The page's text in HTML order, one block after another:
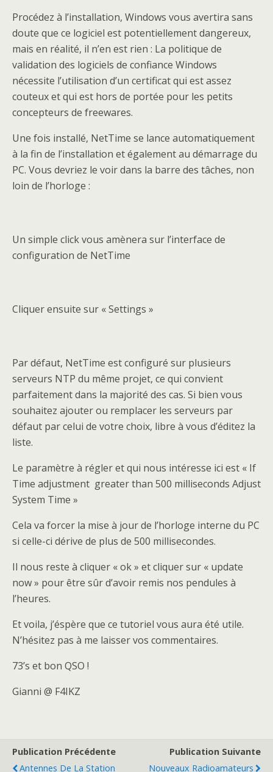
Procédez à l’installation, Windows vous avertira sans
doute que ce logiciel est potentiellement dangereux,
mais en réalité, il n’en est rien : La politique de
validation des logiciels de confiance Windows
nécessite l’utilisation d’un certificat qui est assez
couteux et qui est hors de portée pour les petits
concepteurs de freewares.
Une fois installé, NetTime se lance automatiquement
à la fin de l’installation et également au démarrage du
PC. Vous devriez le voir dans la barre des tâches, non
loin de l’horloge :
Un simple click vous amènera sur l’interface de
configuration de NetTime
Cliquer ensuite sur « Settings »
Par défaut, NetTime est configuré sur plusieurs
serveurs NTP du même projet, ce qui convient
parfaitement dans la majorité des cas. Si bien vous
souhaitez ajouter ou remplacer les serveurs par
défaut par celui de votre choix, libre à vous d’éditez la
liste.
Le paramètre à régler et qui nous intéresse ici est « If
Time adjustment greater than 500 milliseconds Adjust
System Time »
Cela va forcer la mise à jour de l’horloge interne du PC
si celle-ci dérive de plus de 500 millisecondes.
Il nous reste à cliquer « ok » et cliquer sur « update
now » pour être sûr d’avoir remis nos pendules à
l’heures.
Et voila, j’éspère que ce tutoriel vous aura été utile.
N’hésitez pas à me laisser vos commentaires.
73’s et bon QSO !
Gianni @ F4IKZ
Publication Précédente
Antennes De La Station
Publication Suivante
Nouveaux Radioamateurs